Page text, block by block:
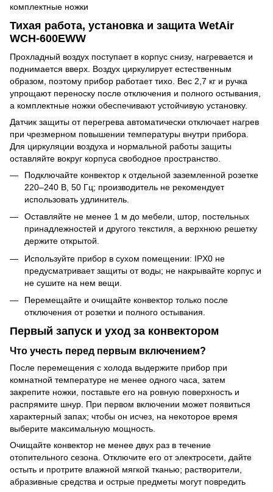
Тихая работа, установка и защита WetAir
WCH-600EWW
Прохладный воздух поступает в корпус снизу, нагревается и
поднимается вверх. Воздух циркулирует естественным
образом, поэтому прибор работает тихо. Вес 2,7 кг и ручка
упрощают переноску после отключения и полного остывания,
а комплектные ножки обеспечивают устойчивую установку.
Датчик защиты от перегрева автоматически отключает нагрев
при чрезмерном повышении температуры внутри прибора.
Для циркуляции воздуха и нормальной работы защиты
оставляйте вокруг корпуса свободное пространство.
Подключайте конвектор к отдельной заземленной розетке
220–240 В, 50 Гц; производитель не рекомендует
использовать удлинитель.
Оставляйте не менее 1 м до мебели, штор, постельных
принадлежностей и другого текстиля, а верхнюю решетку
держите открытой.
Используйте прибор в сухом помещении: IPX0 не
предусматривает защиты от воды; не накрывайте корпус и
не сушите на нем вещи.
Перемещайте и очищайте конвектор только после
отключения от розетки и полного остывания.
Первый запуск и уход за конвектором
Что учесть перед первым включением?
После перемещения с холода выдержите прибор при
комнатной температуре не менее одного часа, затем
закрепите ножки, поставьте его на ровную поверхность и
распрямите шнур. При первом включении может появиться
характерный запах; чтобы он исчез, на некоторое время
выберите максимальную мощность.
Очищайте конвектор не менее двух раз в течение
отопительного сезона. Отключите его от электросети, дайте
остыть и протрите влажной мягкой тканью; растворители,
абразивные средства и острые предметы могут повредить